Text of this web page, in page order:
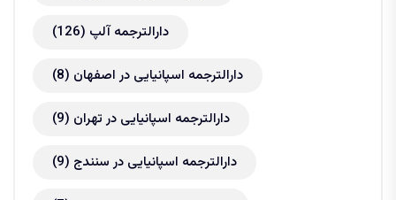
دارالترجمه آلپ (126)
دارالترجمه اسپانیایی در اصفهان (8)
دارالترجمه اسپانیایی در تهران (9)
دارالترجمه اسپانیایی در سنندج (9)